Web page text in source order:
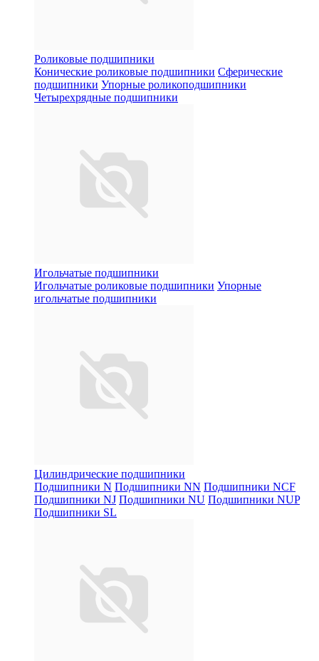
Роликовые подшипники
Конические роликовые подшипники Сферические
подшипники Упорные роликоподшипники
Четырехрядные подшипники
Игольчатые подшипники
Игольчатые роликовые подшипники Упорные
игольчатые подшипники
Цилиндрические подшипники
Подшипники N Подшипники NN Подшипники NCF
Подшипники NJ Подшипники NU Подшипники NUP
Подшипники SL